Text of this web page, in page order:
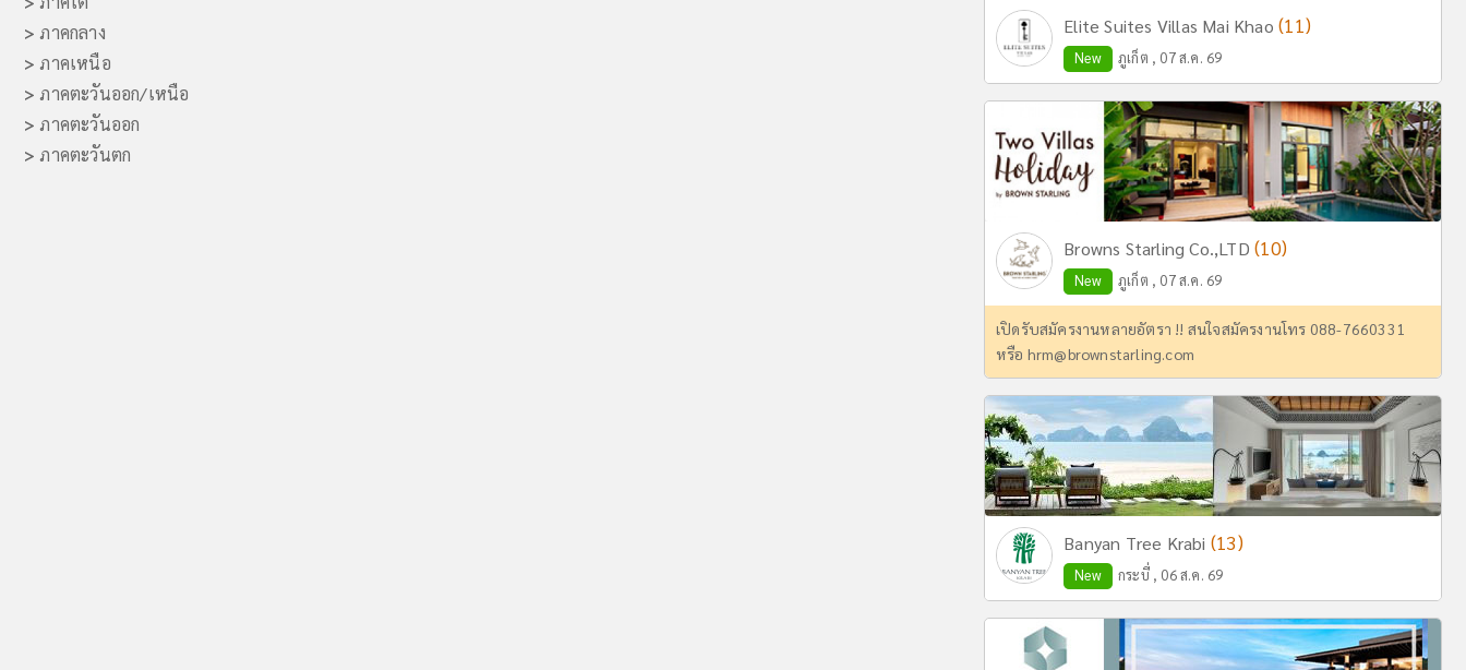
> ภาคกลาง
> ภาคเหนือ
> ภาคตะวันออก/เหนือ
> ภาคตะวันออก
> ภาคตะวันตก
Elite Suites Villas Mai Khao(11)
New ภูเก็ต , 07 ส.ค. 69
Browns Starling Co.,LTD(10)
New ภูเก็ต , 07 ส.ค. 69
เปิดรับสมัครงานหลายอัตรา !! สนใจสมัครงานโทร 088-7660331
หรือ hrm@brownstarling.com
Banyan Tree Krabi (13)
New กระบี่ , 06 ส.ค. 69